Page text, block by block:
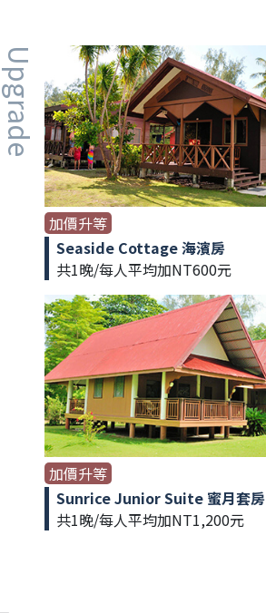
Upgrade
加價升等
Seaside Cottage 海濱房
共1晚/每人平均加NT600元
加價升等
Sunrice Junior Suite 蜜月套房
共1晚/每人平均加NT1,200元